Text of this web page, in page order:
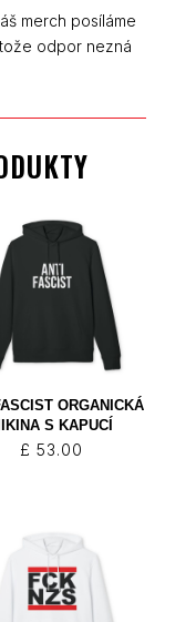
merch posíláme
odpor nezná
ORGANICKÁ
S KAPUCÍ
£ 53.00